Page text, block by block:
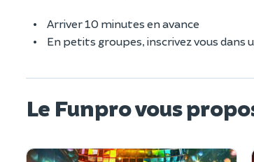
Arriver 10 minutes en avance
En petits groupes, inscrivez vous dans
Le Funpro vous